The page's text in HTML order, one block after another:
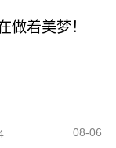
做着美梦！
08-06